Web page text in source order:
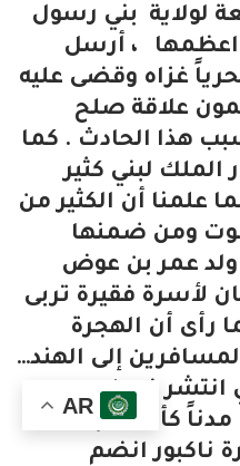
لولاية بني رسول
، أرسل
غزاه وقضى عليه
علاقة صلح
هذا الحادث . كما
الملك لبني كثير
علمنا أن الكثير من
ومن ضمنها
ولد عمر بن عوض
لأسرة فقيرة تربى
رأى أن الهجرة
إلى الهند…
انتشر فيها
كأحمد أباد
ناكبور انضم
AR